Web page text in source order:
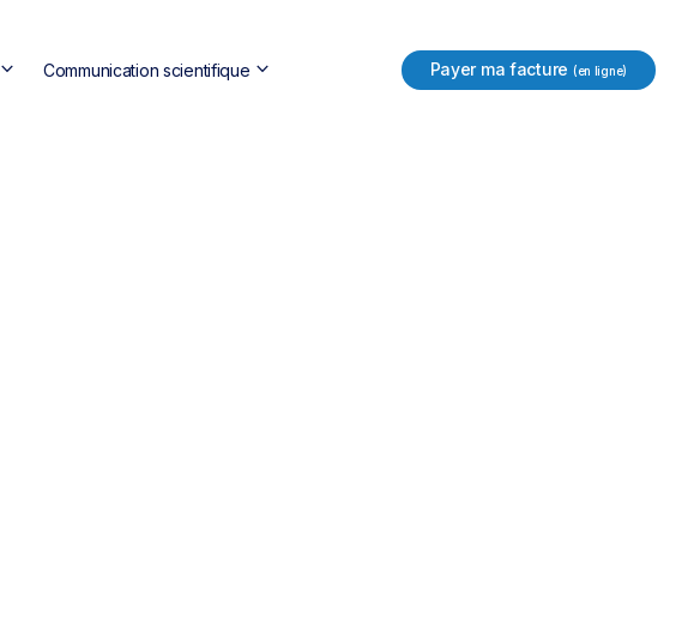
keyboard_arrow_down Communication scientifique keyboard_arrow_down Payer ma facture (en ligne)